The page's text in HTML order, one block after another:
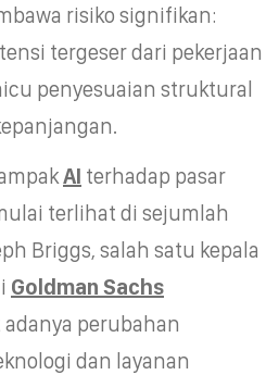
risiko signifikan:
tergeser dari pekerjaan
penyesuaian struktural
AI terhadap pasar
terlihat di sejumlah
Briggs, salah satu kepala
Goldman Sachs
perubahan
dan layanan